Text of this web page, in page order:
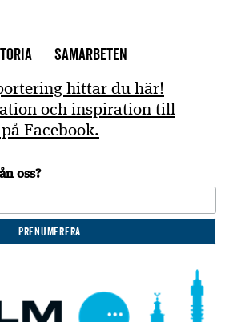
Samarbeten
hittar du här!
och inspiration till
Facebook.
oss?